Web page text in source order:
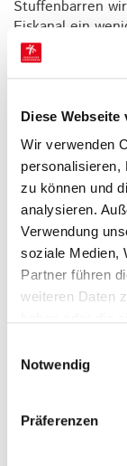
Diese Webseite
Wir verwenden
personalisieren,
zu können und
analysieren.
Verwendung
soziale Medien,
Partner führen
weiteren Daten
Notwendig
Präferenzen
Stuffenbarren
Eiskanal ein
perfider. Denn
ist für uns
Auserwählten
Sports, die in
schnuppern
Turnerin ist,
Korea, berichtet
nicht nur Schu
schöner sein,
beleuchten. Wir
Werbung dafür
Die